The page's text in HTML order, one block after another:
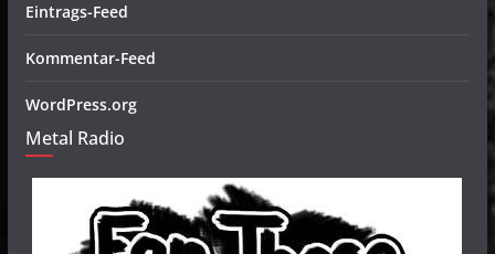
Eintrags-Feed
Kommentar-Feed
WordPress.org
Metal Radio